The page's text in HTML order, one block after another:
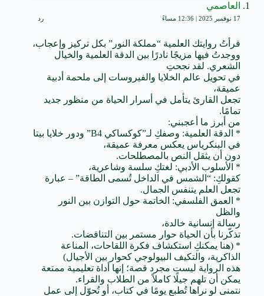
العاصمي
17 نوفمبر 2025 | 12:36 مساءً رد
قرأتُ روايتك العلمية “مملكة النور” بكل تركيز وإعجاب،
ووجدتُ فيها مزيجًا نادرًا بين الدقة العلمية والخيال
الشعري. لقد نجحتِ
في تحويل عالم الخلايا والفيروسات إلى ملحمة أدبية
عميقة،
تجعل القارئ يتأمل في أسرار الحياة من منظور جديد
تمامًا.
من أبرز ما أعجبني:
* الدقة العلمية: وصفكِ لـ”كوكساكي B4” ودور خلايا بيتا
في البنكرياس يعكس معرفة عميقة،
دون أن يثقل النص بالمصطلحات.
* الأسلوب الأدبي: لغتكِ سلسة وشاعرية،
كقولكِ: “الشمس في الداخل تُسمى الطاقة” – عبارة
تجعل العلم يتنفس الجمال.
* العمق الفلسفي: الخاتمة حول التوازن بين النور
والظل
رسالة إنسانية خالدة،
تذكّرنا بأن الحياة حوار مستمر بين التناقضات.
* (هنا يمكنكِ استكشاف فكرة اللقاحات، المناعة
الذاكرية، والتكيف البيولوجي كحوار بين الأجيال)
هذه الرواية ليست مجرد قصة؛ إنها أداة تعليمية ممتعة
يمكن أن تلهم جيلًا كاملاً من الطلاب والقراء.
نتمنى لو نراها تُطبع يومًا في كتاب، أو تُحوّل إلى عمل